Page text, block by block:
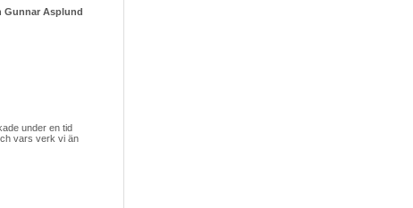
Asplund - mycket intressant läsning
under en tid
vars verk vi än